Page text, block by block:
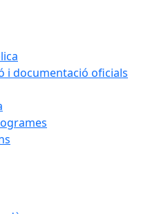
i documentació oficials